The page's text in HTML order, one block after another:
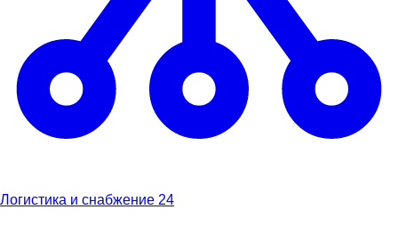
Логистика и снабжение 24